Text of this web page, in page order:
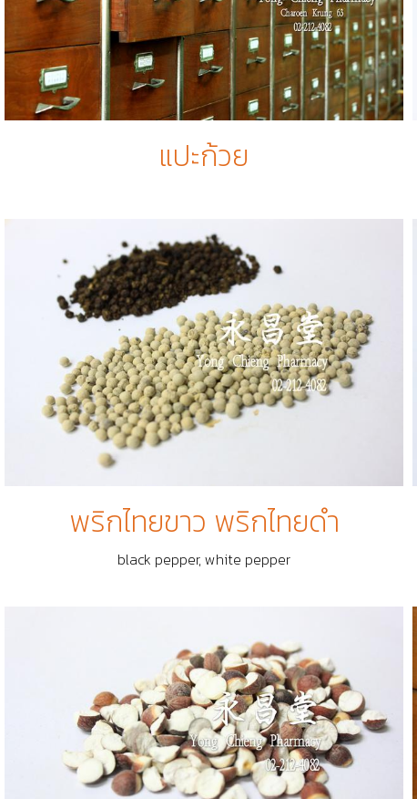
แปะก้วย
พริกไทยขาว พริกไทยดำ
black pepper, white pepper